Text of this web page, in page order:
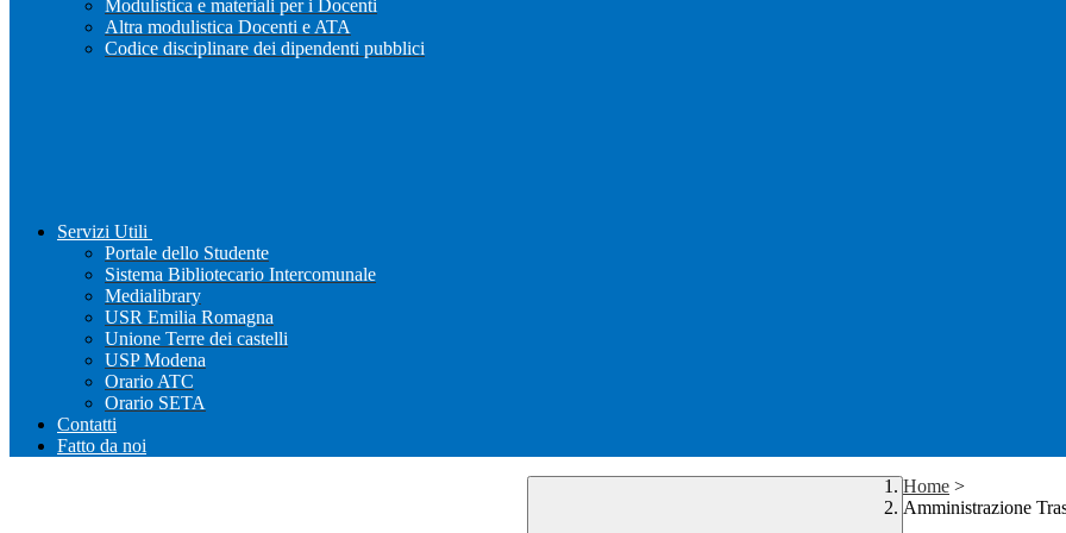
Modulistica e materiali per i Docenti
Altra modulistica Docenti e ATA
Codice disciplinare dei dipendenti pubblici
Servizi Utili
Portale dello Studente
Sistema Bibliotecario Intercomunale
Medialibrary
USR Emilia Romagna
Unione Terre dei castelli
USP Modena
Orario ATC
Orario SETA
Contatti
Fatto da noi
Home >
Amministrazione